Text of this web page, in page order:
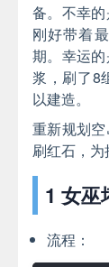
备。不幸
刚好带着
期。幸运
浆，刷了8
以建造。
重新规划
刷红石，为
1 女巫
流程：